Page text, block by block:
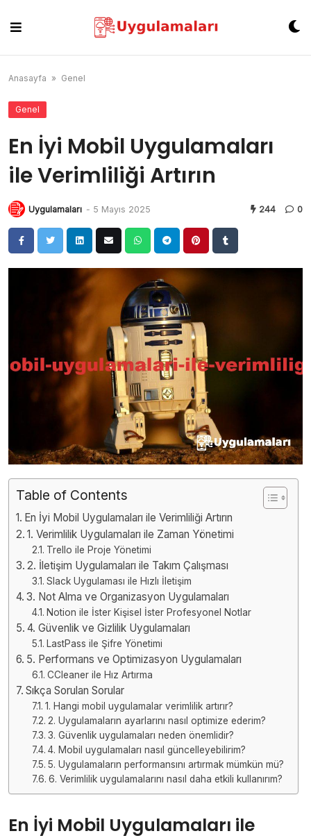
content
Anasayfa » Genel
Genel
En İyi Mobil Uygulamaları
ile Verimliliği Artırın
Uygulamaları - 5 Mayıs 2025 244 0
Table of Contents
En İyi Mobil Uygulamaları ile Verimliliği Artırın
1. Verimlilik Uygulamaları ile Zaman Yönetimi
Trello ile Proje Yönetimi
2. İletişim Uygulamaları ile Takım Çalışması
Slack Uygulaması ile Hızlı İletişim
3. Not Alma ve Organizasyon Uygulamaları
Notion ile İster Kişisel İster Profesyonel Notlar
4. Güvenlik ve Gizlilik Uygulamaları
LastPass ile Şifre Yönetimi
5. Performans ve Optimizasyon Uygulamaları
CCleaner ile Hız Artırma
Sıkça Sorulan Sorular
1. Hangi mobil uygulamalar verimlilik artırır?
2. Uygulamaların ayarlarını nasıl optimize ederim?
3. Güvenlik uygulamaları neden önemlidir?
4. Mobil uygulamaları nasıl güncelleyebilirim?
5. Uygulamaların performansını artırmak mümkün mü?
6. Verimlilik uygulamalarını nasıl daha etkili kullanırım?
En İyi Mobil Uygulamaları ile